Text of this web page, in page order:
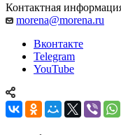
Контактная
morena@morena.ru
Вконтакте
Telegram
YouTube